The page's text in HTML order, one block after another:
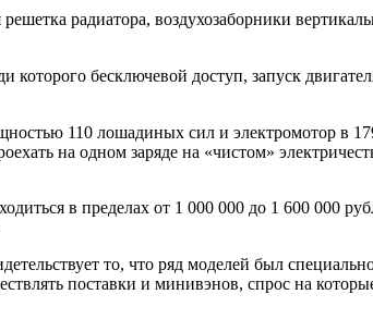
радиатора, воздухозаборники
бесключевой доступ, запуск
110 лошадиных сил и электромотор в
на одном заряде на «чистом»
в пределах от 1 000 000 до 1 600 000
то, что ряд моделей был
поставки и минивэнов, спрос на